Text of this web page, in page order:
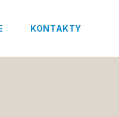
KONTAKTY